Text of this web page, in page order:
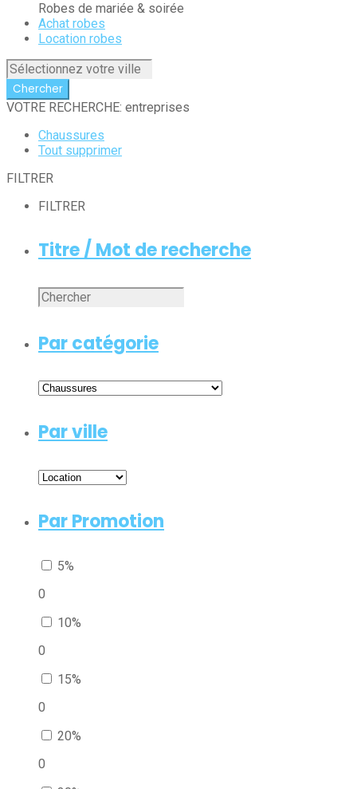
Robes de mariée & soirée
Achat robes
Location robes
VOTRE RECHERCHE: entreprises
Chaussures
Tout supprimer
FILTRER
FILTRER
Titre / Mot de recherche
Par catégorie
Par ville
Par Promotion
5%
0
10%
0
15%
0
20%
0